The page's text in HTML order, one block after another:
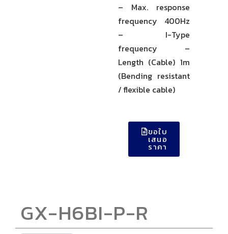
– Max. response
frequency 400Hz
– I-Type
frequency –
Length (Cable) 1m
(Bending resistant
/ flexible cable)
ขอใบ
เสนอ
ราคา
GX-H6BI-P-R